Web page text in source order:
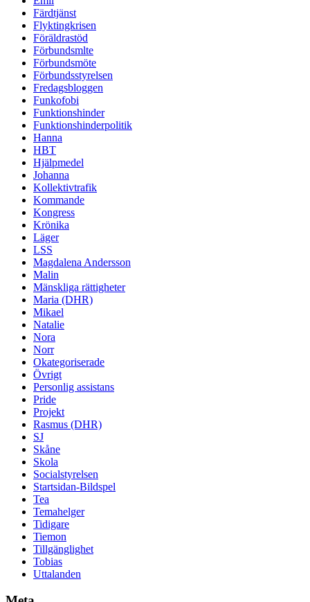
Färdtjänst
Flyktingkrisen
Föräldrastöd
Förbundsmlte
Förbundsmöte
Förbundsstyrelsen
Fredagsbloggen
Funkofobi
Funktionshinder
Funktionshinderpolitik
Hanna
HBT
Hjälpmedel
Johanna
Kollektivtrafik
Kommande
Kongress
Krönika
Läger
LSS
Magdalena Andersson
Malin
Mänskliga rättigheter
Maria (DHR)
Mikael
Natalie
Nora
Norr
Okategoriserade
Övrigt
Personlig assistans
Pride
Projekt
Rasmus (DHR)
SJ
Skåne
Skola
Socialstyrelsen
Startsidan-Bildspel
Tea
Temahelger
Tidigare
Tiemon
Tillgänglighet
Tobias
Uttalanden